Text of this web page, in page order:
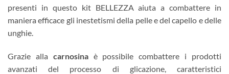
presenti in questo kit BELLEZZA aiuta a combattere in
maniera efficace gli inestetismi della pelle e del capello e delle
unghie.
Grazie alla carnosinaè possibile combattere i prodotti
avanzati del processo di glicazione, caratteristici